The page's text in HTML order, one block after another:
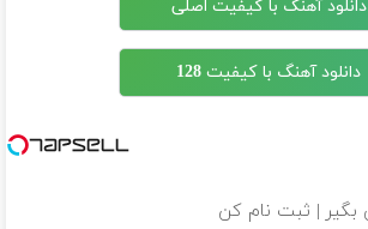
دانلود آهنگ با کیفیت اصلی
دانلود آهنگ با کیفیت 128